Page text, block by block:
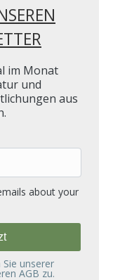
im Monat
und
aus
about your
unserer
AGB zu.